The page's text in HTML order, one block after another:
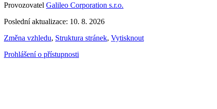
Provozovatel Galileo Corporation s.r.o.
Poslední aktualizace: 10. 8. 2026
Změna vzhledu, Struktura stránek, Vytisknout
Prohlášení o přístupnosti